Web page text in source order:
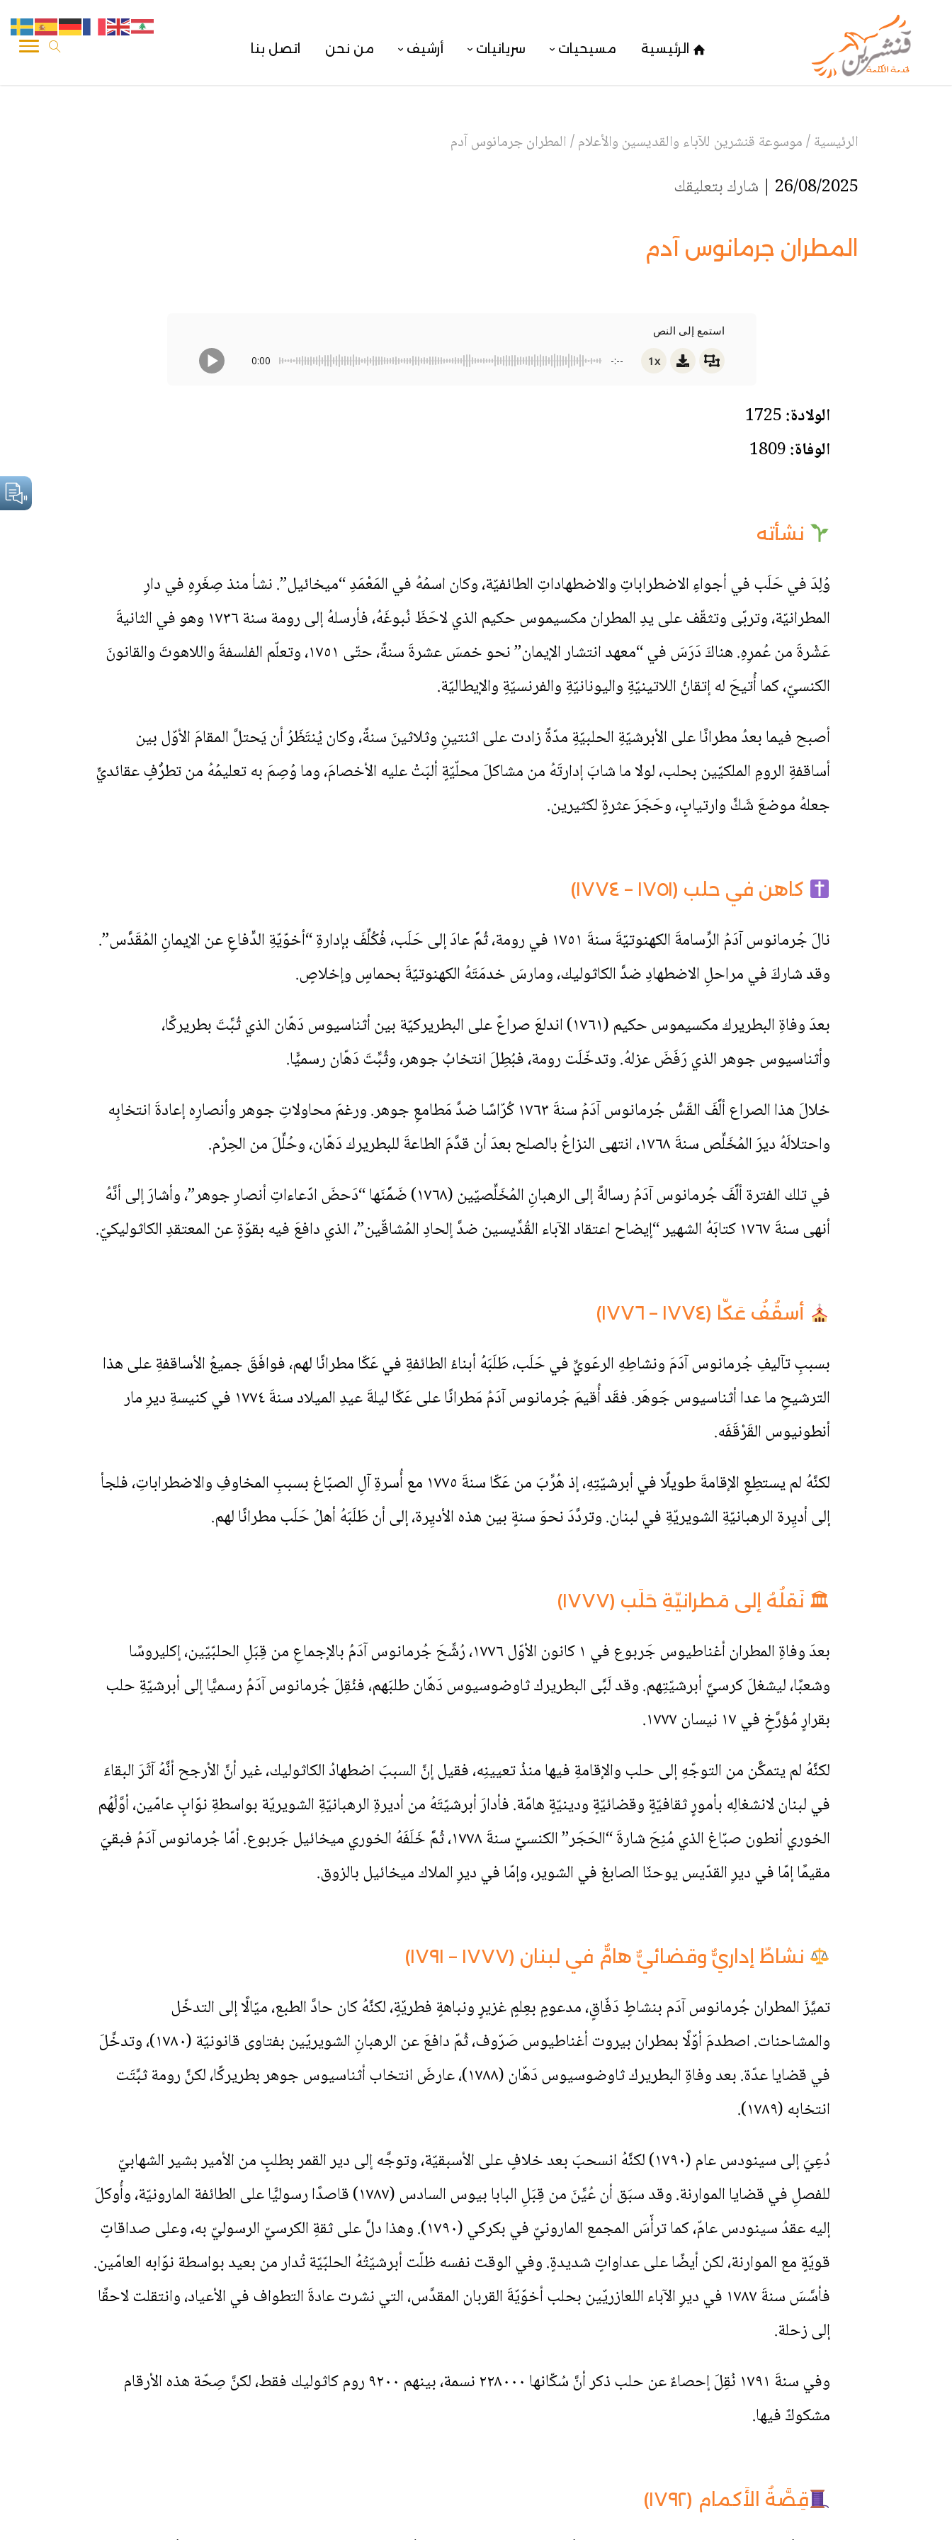
الرئيسية مسيحيات سريانيات أرشيف من نحن اتصل بنا
الرئيسية/موسوعة قنشرين للآباء والقديسين والأعلام/المطران جرمانوس آدم
26/08/2025 | شارك بتعليقك
المطران جرمانوس آدم
استمع إلى النص
0:00 -:-- 1x
الولادة:
الوفاة:
نشأته
وُلِدَ في حَلَب في أجواءِ الاضطراباتِ والاضطهاداتِ الطائفيّة، وكان اسمُهُ في المَعْمَدِ “ميخائيل”. نشأ منذ صِغَرِهِ في دارِ
المطرانيّة، وتربّى وتثقّف على يدِ المطران مكسيموس حكيم الذي لاحَظَ نُبوغَهُ، فأرسلهُ إلى رومة سنة ١٧٣٦ وهو في الثانيةَ
عَشْرةَ من عُمرِهِ. هناكَ دَرَسَ في “معهد انتشار الإيمان” نحو خمسَ عشرةَ سنةً، حتّى ١٧٥١، وتعلّم الفلسفةَ واللاهوتَ والقانونَ
الكنسيّ، كما أُتيحَ له إتقانُ اللاتينيّةِ واليونانيّةِ والفرنسيّةِ والإيطاليّة.
أصبح فيما بعدُ مطرانًا على الأبرشيّةِ الحلبيّةِ مدّةً زادت على اثنتينِ وثلاثينَ سنةً، وكان يُنتَظَرُ أن يَحتلَّ المقامَ الأوّل بين
أساقفةِ الرومِ الملكيّين بحلب، لولا ما شابَ إدارتَهُ من مشاكلَ محلّيّةٍ ألبَتْ عليه الأخصامَ، وما وُصِمَ به تعليمُهُ من تطرُّفٍ عقائديٍّ
جعلهُ موضعَ شَكٍّ وارتيابٍ، وحَجَرَ عثرةٍ لكثيرين.
كاهن في حلب (١٧٥١ – ١٧٧٤)
نالَ جُرمانوس آدَمُ الرِّسامةَ الكهنوتيّةَ سنةَ ١٧٥١ في رومة، ثُمَّ عادَ إلى حَلَب، فُكُلِّفَ بإدارةِ “أخوّيّةِ الدِّفاعِ عن الإيمانِ المُقَدَّس”.
وقد شاركَ في مراحلِ الاضطهادِ ضدَّ الكاثوليك، ومارسَ خدمَتَهُ الكهنوتيّةَ بحماسٍ وإخلاصٍ.
بعدَ وفاةِ البطريرك مكسيموس حكيم (١٧٦١) اندلعَ صراعٌ على البطريركيّة بين أثناسيوس دَهّان الذي ثُبِّتَ بطريركًا،
وأثناسيوس جوهر الذي رَفَضَ عزلهُ. وتدخّلَت رومة، فبُطِلَ انتخابُ جوهر، وثُبِّتَ دَهّان رسميًّا.
خلالَ هذا الصراع ألَّفَ القَسُّ جُرمانوس آدَمُ سنةَ ١٧٦٣ كُرّاسًا ضدَّ مَطامعِ جوهر. ورغمَ محاولاتِ جوهر وأنصارِه إعادةَ انتخابِه
واحتلالَهُ ديرَ المُخَلِّص سنةَ ١٧٦٨، انتهى النزاعُ بالصلح بعدَ أن قدَّمَ الطاعةَ للبطريرك دَهّان، وحُلِّلَ من الحِرْم.
في تلك الفترة ألَّفَ جُرمانوس آدَمُ رسالةً إلى الرهبانِ المُخَلِّصيّين (١٧٦٨) ضَمَّنَها “دَحضَ ادّعاءاتِ أنصارِ جوهر”، وأشارَ إلى أنَّهُ
أنهى سنةَ ١٧٦٧ كتابَهُ الشهير “إيضاح اعتقاد الآباء القُدِّيسين ضدَّ إلحادِ المُشاقّين”، الذي دافعَ فيه بقوّةٍ عن المعتقدِ الكاثوليكيّ.
أسقُفُ عَكّا (١٧٧٤ – ١٧٧٦)
بسببِ تآليفِ جُرمانوس آدَمَ ونشاطِهِ الرعَويِّ في حَلَب، طَلَبَهُ أبناءُ الطائفةِ في عَكّا مطرانًا لهم، فوافَقَ جميعُ الأساقفةِ على هذا
الترشيحِ ما عدا أثناسيوس جَوهَر. فقَد أُقيمَ جُرمانوس آدَمُ مَطرانًا على عَكّا ليلةَ عيدِ الميلاد سنةَ ١٧٧٤ في كنيسةِ ديرِ مار
أنطونيوس القَرْقَفَه.
لكنَّهُ لم يستطِعِ الإقامةَ طويلًا في أبرشيّتِهِ، إذ هُرِّبَ من عَكّا سنةَ ١٧٧٥ مع أُسرةِ آلِ الصبّاغ بسببِ المخاوفِ والاضطراباتِ، فلجأ
إلى أديِرة الرهبانيّةِ الشويريّةِ في لبنان. وتردَّدَ نحوَ سنةٍ بين هذه الأديِرة، إلى أن طَلَبَهُ أهلُ حَلَب مطرانًا لهم.
🏛 نَقلُهُ إلى مَطرانيّةِ حَلَب (١٧٧٧)
بعدَ وفاةِ المطران أغناطيوس جَربوع في ١ كانون الأوّل ١٧٧٦، رُشِّحَ جُرمانوس آدَمُ بالإجماعِ من قِبَلِ الحلبّيّين، إكليروسًا
وشعبًا، ليشغلَ كرسيَّ أبرشيّتِهم. وقد لَبَّى البطريرك ثاوضوسيوس دَهّان طلبَهم، فنُقِلَ جُرمانوس آدَمُ رسميًّا إلى أبرشيّةِ حلب
بقرارٍ مُؤرَّخٍ في ١٧ نيسان ١٧٧٧.
لكنَّهُ لم يتمكَّن من التوجّهِ إلى حلب والإقامةِ فيها منذُ تعيينِه، فقيل إنَّ السببَ اضطهادُ الكاثوليك، غير أنَّ الأرجح أنَّهُ آثَرَ البقاءَ
في لبنان لانشغالِه بأمورٍ ثقافيّةٍ وقضائيّةٍ ودينيّةٍ هامّة. فأدارَ أبرشيّتَهُ من أديرةِ الرهبانيّةِ الشويريّة بواسطةِ نوّابٍ عامّين، أوَّلُهُم
الخوري أنطون صبّاغ الذي مُنِحَ شارةَ “الحَجَر” الكنسيّ سنةَ ١٧٧٨، ثُمَّ خَلَفَهُ الخوري ميخائيل جَربوع. أمّا جُرمانوس آدَمُ فبقيَ
مقيمًا إمّا في ديرِ القدّيس يوحنّا الصابغ في الشوير، وإمّا في ديرِ الملاك ميخائيل بالزوق.
نشاطٌ إداريٌّ وقضائيٌّ هامٌّ في لبنان (١٧٧٧ – ١٧٩١)
تميَّزَ المطران جُرمانوس آدَم بنشاطٍ دَفّاقٍ، مدعومٍ بعِلمٍ غزيرٍ ونباهةٍ فطريّةٍ، لكنَّهُ كان حادَّ الطبع، ميّالًا إلى التدخّل
والمشاحنات. اصطدمَ أوّلًا بمطران بيروت أغناطيوس صَرّوف، ثُمّ دافعَ عن الرهبانِ الشويريّين بفتاوى قانونيّة (١٧٨٠)، وتدخَّلَ
في قضايا عدّة. بعد وفاةِ البطريرك ثاوضوسيوس دَهّان (١٧٨٨)، عارضَ انتخاب أثناسيوس جوهر بطريركًا، لكنَّ رومة ثبَّتَت
انتخابه (١٧٨٩).
دُعِيَ إلى سينودس عام (١٧٩٠) لكنَّهُ انسحبَ بعد خلافٍ على الأسبقيّة، وتوجَّه إلى دير القمر بطلبٍ من الأمير بشير الشهابيّ
للفصلِ في قضايا الموارنة. وقد سبَق أن عُيِّنَ من قِبَلِ البابا بيوس السادس (١٧٨٧) قاصدًا رسوليًّا على الطائفة المارونيّة، وأُوكلَ
إليه عقدُ سينودس عامّ، كما ترأّسَ المجمع المارونيّ في بكركي (١٧٩٠). وهذا دلَّ على ثقةِ الكرسيّ الرسوليّ به، وعلى صداقاتٍ
قويّةٍ مع الموارنة، لكن أيضًا على عداواتٍ شديدةٍ. وفي الوقت نفسه ظلّت أبرشيّتُهُ الحلبّيّة تُدار من بعيد بواسطة نوّابه العامّين.
فأسَّسَ سنةَ ١٧٨٧ في ديرِ الآباء اللعازريّين بحلب أخوّيّةَ القربان المقدَّس، التي نشرت عادةَ التطواف في الأعياد، وانتقلت لاحقًا
إلى زحلة.
وفي سنةَ ١٧٩١ نُقِلَ إحصاءٌ عن حلب ذكر أنَّ سُكّانها ٢٢٨٠٠٠ نسمة، بينهم ٩٢٠٠ روم كاثوليك فقط، لكنَّ صِحّة هذه الأرقام
مشكوكٌ فيها.
قِصَّةُ الأَكمام (١٧٩٢)